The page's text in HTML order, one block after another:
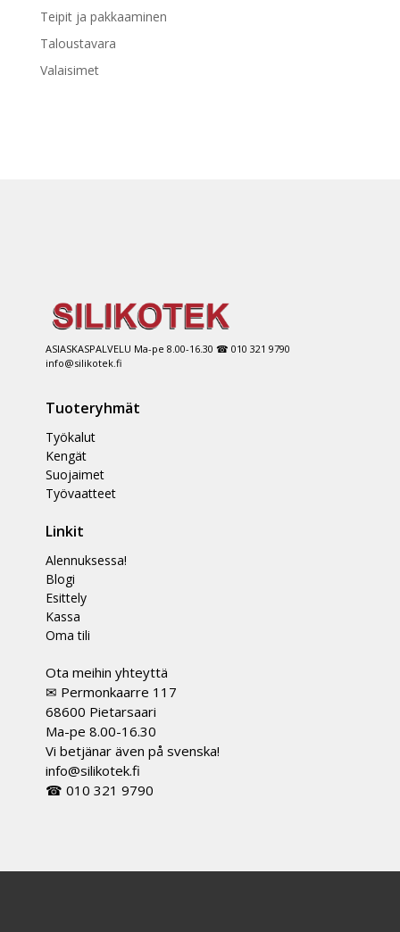
Teipit ja pakkaaminen
Taloustavara
Valaisimet
ASIASKASPALVELU Ma-pe 8.00-16.30 ☎ 010 321 9790
info@silikotek.fi
Tuoteryhmät
Työkalut
Kengät
Suojaimet
Työvaatteet
Linkit
Alennuksessa!
Blogi
Esittely
Kassa
Oma tili
Ota meihin yhteyttä
✉ Permonkaarre 117
68600 Pietarsaari
Ma-pe 8.00-16.30
Vi betjänar även på svenska!
info@silikotek.fi
☎ 010 321 9790